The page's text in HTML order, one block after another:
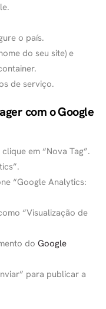
o país.
do seu site) e
de serviço.
com o Google
em “Nova Tag”.
“Google Analytics:
“Visualização de
do Google
para publicar a